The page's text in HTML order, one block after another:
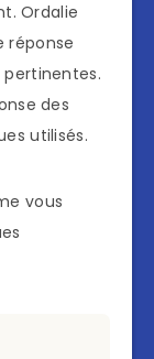
Ordalie
réponse
des
utilisés.
vous